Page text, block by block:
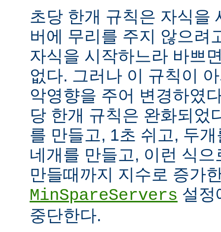
초당 한개 규칙은 자식을
버에 무리를 주지 않으려
자식을 시작하느라 바쁘
없다. 그러나 이 규칙이
악영향을 주어 변경하였
당 한개 규칙은 완화되었
를 만들고, 1초 쉬고, 두
네개를 만들고, 이런 식
만들때까지 지수로 증가
MinSpareServers 설정
중단한다.